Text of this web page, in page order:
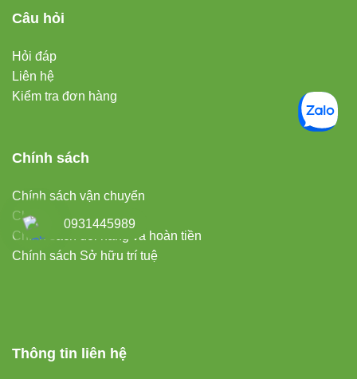
Câu hỏi
Hỏi đáp
Liên hệ
Kiểm tra đơn hàng
Chính sách
Chính sách vận chuyển
Chính sách CSKH
Chính sách đổi hàng và hoàn tiền
Chính sách Sở hữu trí tuệ
Thông tin liên hệ
0931445989